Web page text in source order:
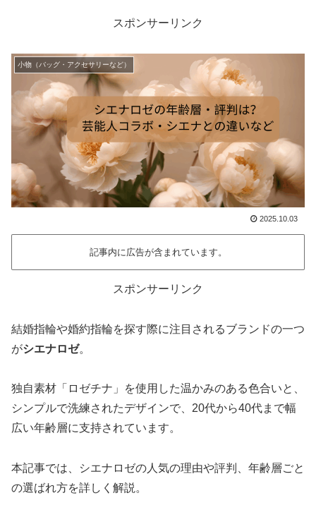
スポンサーリンク
小物（バッグ・アクセサリーなど）
2025.10.03
記事内に広告が含まれています。
スポンサーリンク
結婚指輪や婚約指輪を探す際に注目されるブランドの一つ
がシエナロゼ。
独自素材「ロゼチナ」を使用した温かみのある色合いと、
シンプルで洗練されたデザインで、20代から40代まで幅
広い年齢層に支持されています。
本記事では、シエナロゼの人気の理由や評判、年齢層ごと
の選ばれ方を詳しく解説。